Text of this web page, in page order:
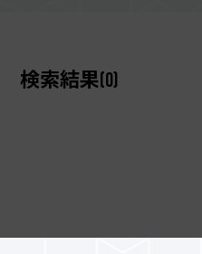
検索結果(0)